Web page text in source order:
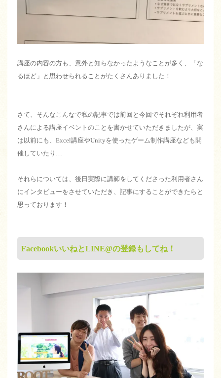
講座の内容の方も、意外と知らなかったようなことが多く、「な
るほど」と思わせられることがたくさんありました！
さて、そんなこんなで私の記事では前回と今回でそれぞれ利用者
さんによる講座イベントのことを書かせていただきましたが、実
は以前にも、Excel講座やUnityを使ったゲーム制作講座なども開
催していたり…
それらについては、後日実際に講師をしてくださった利用者さん
にインタビューをさせていただき、記事にすることができたらと
思っております！
FacebookいいねとLINE@の登録もしてね！